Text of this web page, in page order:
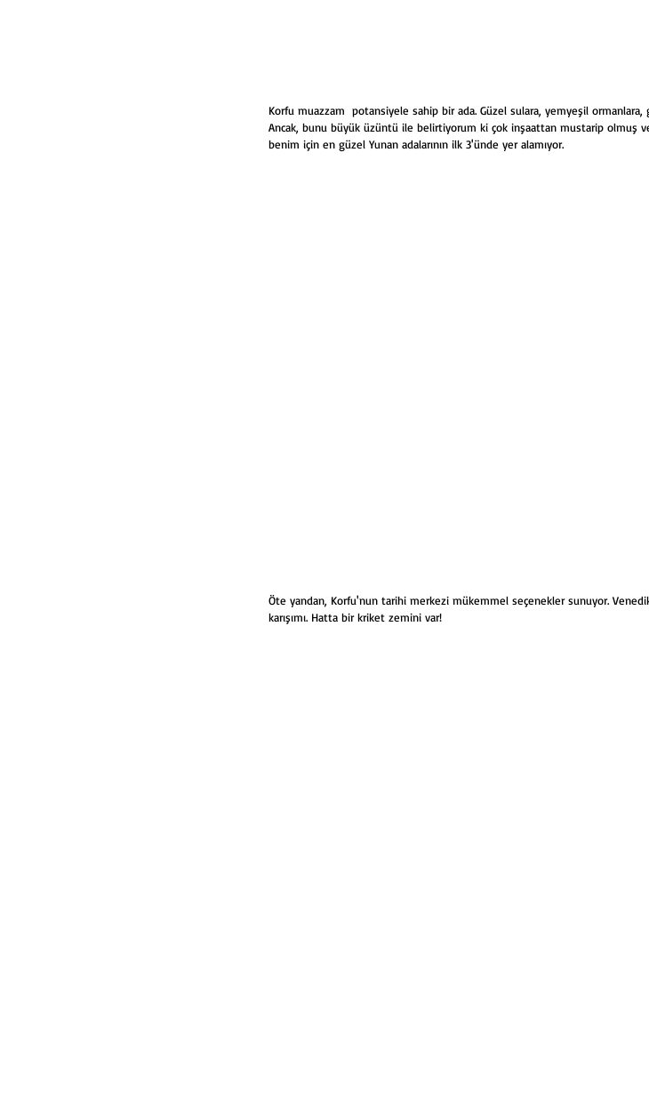
Korfu muazzam  potansiyele sahip bir ada. Güzel sulara, yemyeşil
Ancak, bunu büyük üzüntü ile belirtiyorum ki çok inşaattan mustarip olmuş
benim için en güzel Yunan adalarının ilk 3'ünde yer alamıyor.
Öte yandan, Korfu'nun tarihi merkezi mükemmel seçenekler sunuyor.
karışımı. Hatta bir kriket zemini var!